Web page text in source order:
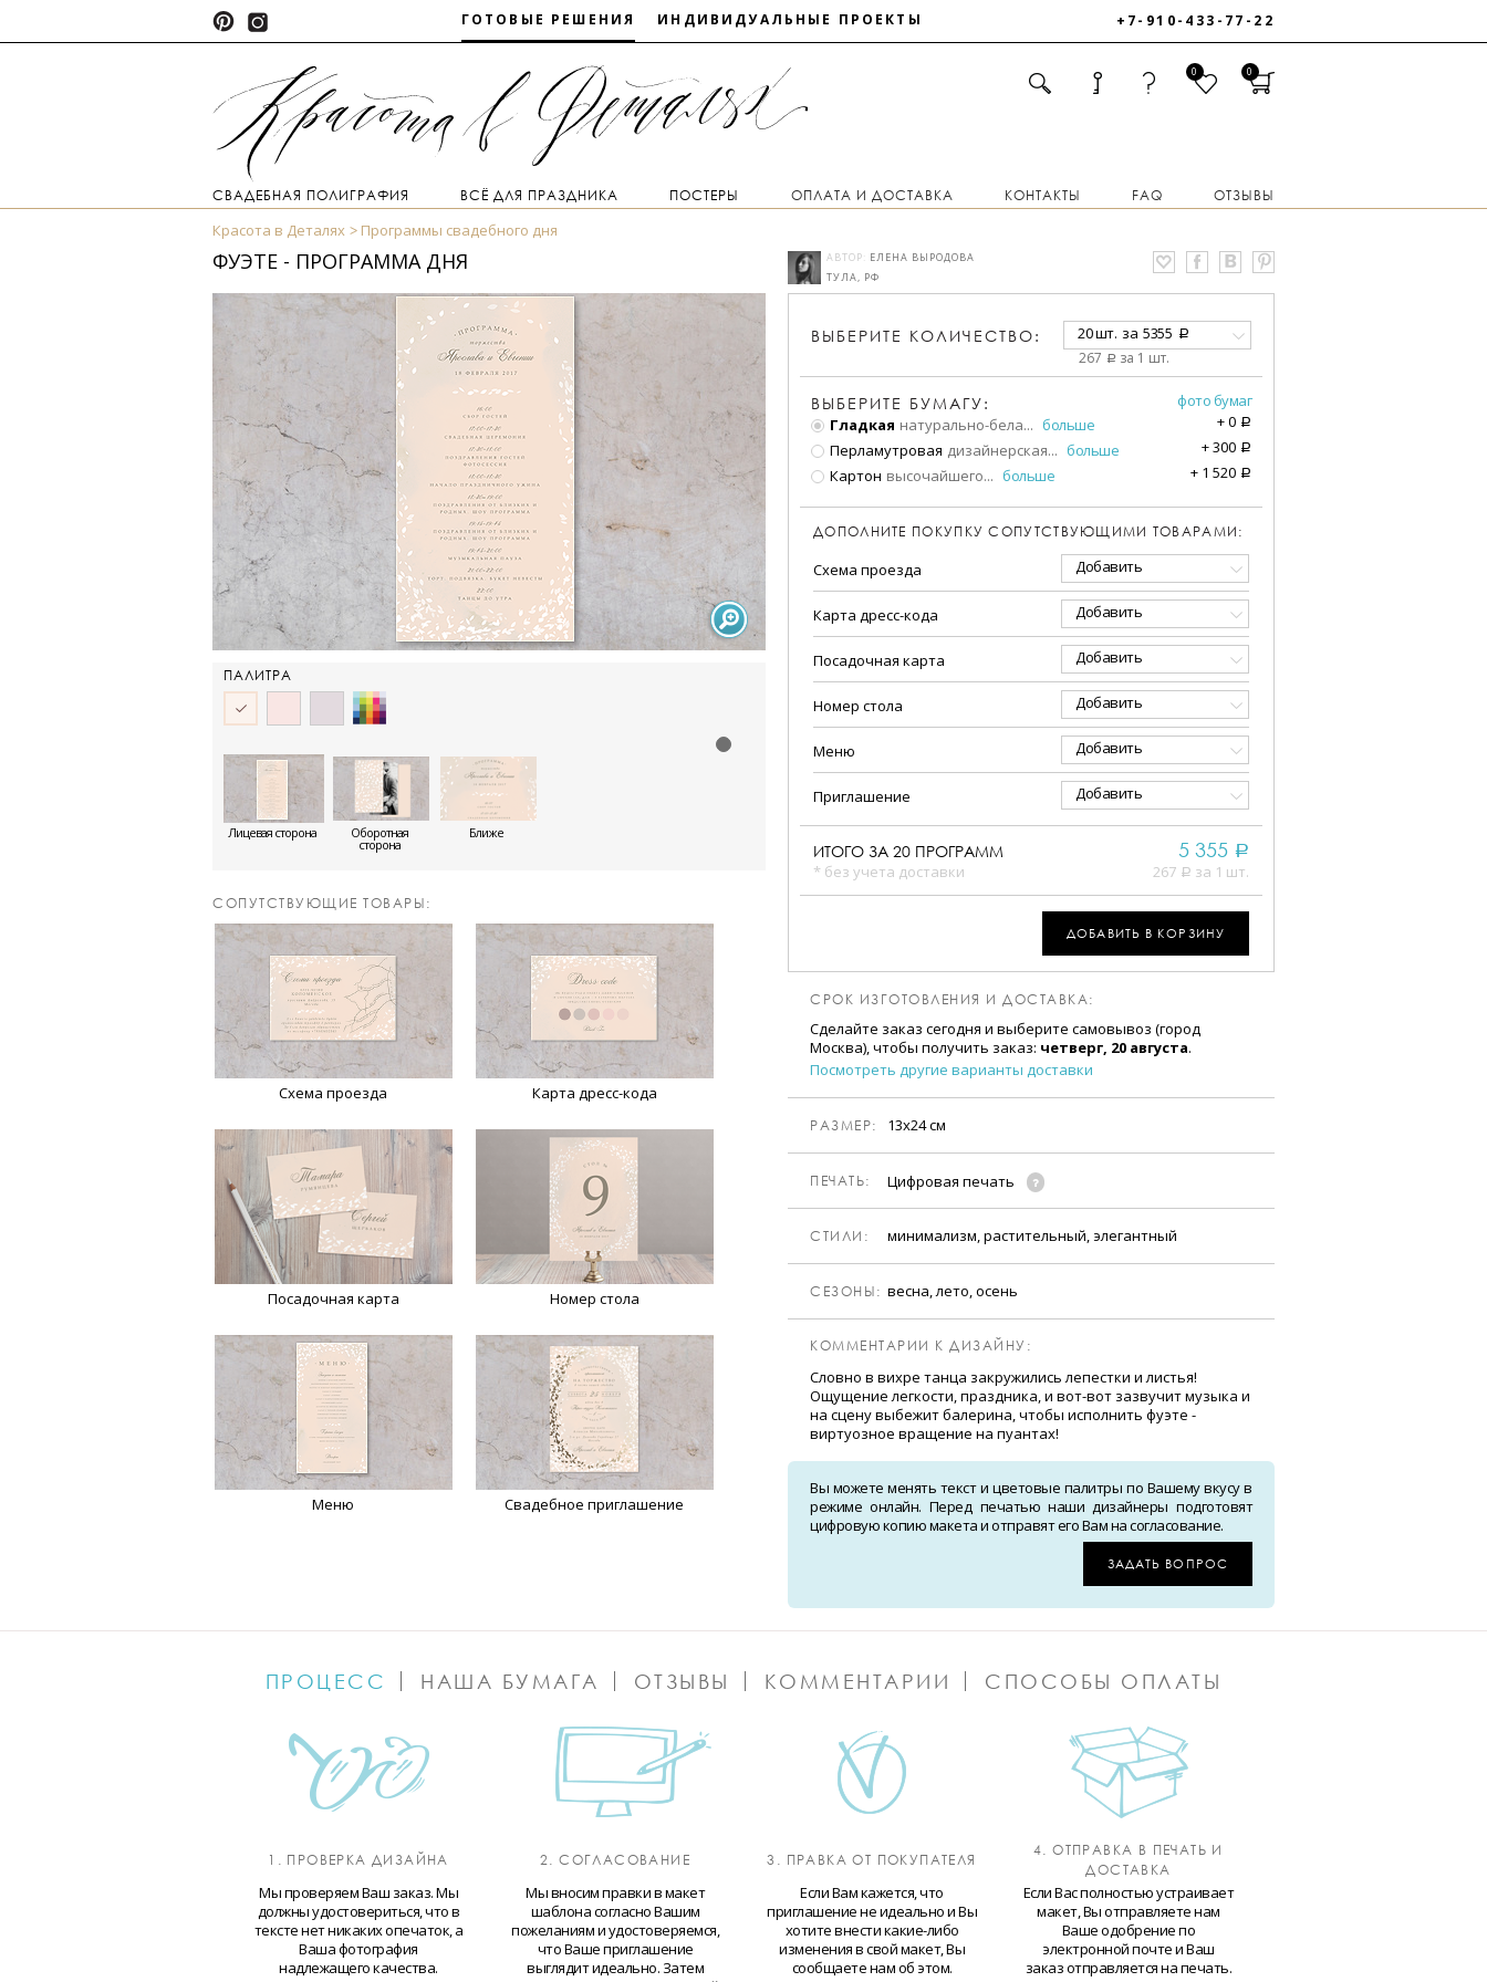
ГОТОВЫЕ РЕШЕНИЯ ИНДИВИДУАЛЬНЫЕ ПРОЕКТЫ +7-910-433-77-22
0 0
СВАДЕБНАЯ ПОЛИГРАФИЯ ВСЁ ДЛЯ ПРАЗДНИКА ПОСТЕРЫ ОПЛАТА И ДОСТАВКА КОНТАКТЫ FAQ ОТЗЫВЫ
Красота в Деталях Программы свадебного дня
ФУЭТЕ - ПРОГРАММА ДНЯ
ПАЛИТРА
Лицевая сторона Оборотная
сторона
Ближе
CОПУТСТВУЮЩИЕ ТОВАРЫ:
Схема проезда Карта дресс-кода
Посадочная карта Номер стола
Меню Свадебное приглашение
АВТОР: ЕЛЕНА ВЫРОДОВА
ТУЛА, РФ
ВЫБЕРИТЕ КОЛИЧЕСТВО: 20 шт. за 5355 a
267 a за 1 шт.
ВЫБЕРИТЕ БУМАГУ:
фото бумаг
Гладкая натурально-бела... больше +0 a
Перламутровая дизайнерская... больше +300 a
Картон высочайшего... больше + 1 520 a
ДОПОЛНИТЕ ПОКУПКУ СОПУТСТВУЮЩИМИ ТОВАРАМИ:
Схема проезда Добавить
Карта дресс-кода Добавить
Посадочная карта Добавить
Номер стола Добавить
Меню Добавить
Приглашение Добавить
ИТОГО ЗА 20 ПРОГРАММ
* без учета доставки
5 355 a
267 a за 1 шт.
ДОБАВИТЬ В КОРЗИНУ
СРОК ИЗГОТОВЛЕНИЯ И ДОСТАВКА:
Сделайте заказ сегодня и выберите самовывоз (город
Москва), чтобы получить заказ: четверг, 20 августа.
Посмотреть другие варианты доставки
РАЗМЕР: 13х24 см
ПЕЧАТЬ: Цифровая печать
CТИЛИ: минимализм, растительный, элегантный
CЕЗОНЫ: весна, лето, осень
КОММЕНТАРИИ К ДИЗАЙНУ:
Словно в вихре танца закружились лепестки и листья!
Ощущение легкости, праздника, и вот-вот зазвучит музыка и
на сцену выбежит балерина, чтобы исполнить фуэте -
виртуозное вращение на пуантах!
Вы можете менять текст и цветовые палитры по Вашему вкусу в
режиме онлайн. Перед печатью наши дизайнеры подготовят
цифровую копию макета и отправят его Вам на согласование.
ЗАДАТЬ ВОПРОС
ПРОЦЕСС НАША БУМАГА ОТЗЫВЫ КОММЕНТАРИИ СПОСОБЫ ОПЛАТЫ
1. ПРОВЕРКА ДИЗАЙНА
Мы проверяем Ваш заказ. Мы
должны удостовериться, что в
тексте нет никаких опечаток, а
Ваша фотография
надлежащего качества.
2. СОГЛАСОВАНИЕ
Мы вносим правки в макет
шаблона согласно Вашим
пожеланиям и удостоверяемся,
что Ваше приглашение
выглядит идеально. Затем
3. ПРАВКА ОТ ПОКУПАТЕЛЯ
Если Вам кажется, что
приглашение не идеально и Вы
хотите внести какие-либо
изменения в свой макет, Вы
сообщаете нам об этом.
4. ОТПРАВКА В ПЕЧАТЬ И
ДОСТАВКА
Если Вас полностью устраивает
макет, Вы отправляете нам
Ваше одобрение по
электронной почте и Ваш
заказ отправляется на печать.